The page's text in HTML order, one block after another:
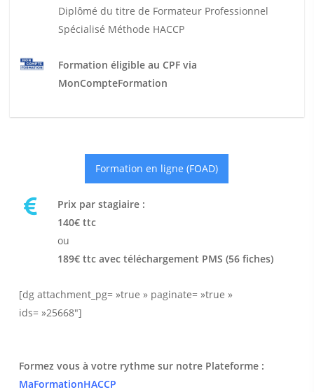
Diplômé du titre de Formateur Professionnel
Spécialisé Méthode HACCP
Formation éligible au CPF via
MonCompteFormation
Formation en ligne (FOAD)
Prix par stagiaire :
140€ ttc
ou
189€ ttc avec téléchargement PMS (56 fiches)
[dg attachment_pg= »true » paginate= »true »
ids= »25668″]
Formez vous à votre rythme sur notre Plateforme :
MaFormationHACCP